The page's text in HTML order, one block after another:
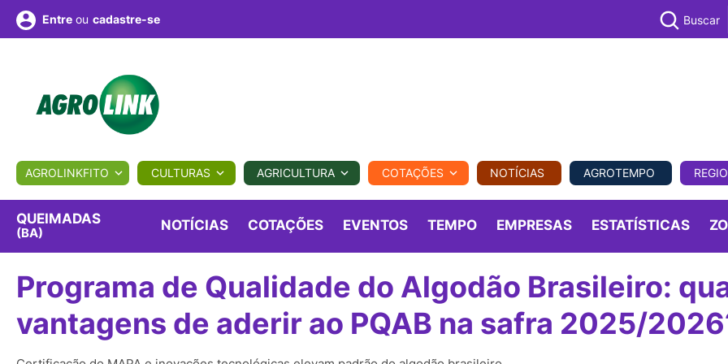
BIOLÓGICOS COTAÇÕES NOTÍCIAS AGROTEMPO REGIONAL COMERCIAL AGROVIAGENS
Conversor Eventos
Vídeos
Entre ou cadastre-se Buscar
AGROLINKFITO CULTURAS AGRICULTURA COTAÇÕES NOTÍCIAS AGROTEMPO
QUEIMADAS
(BA) NOTÍCIAS COTAÇÕES EVENTOS TEMPO EMPRESAS ESTATÍSTICAS
Programa de Qualidade do Algodão Brasileiro:
vantagens de aderir ao PQAB na safra 2025/